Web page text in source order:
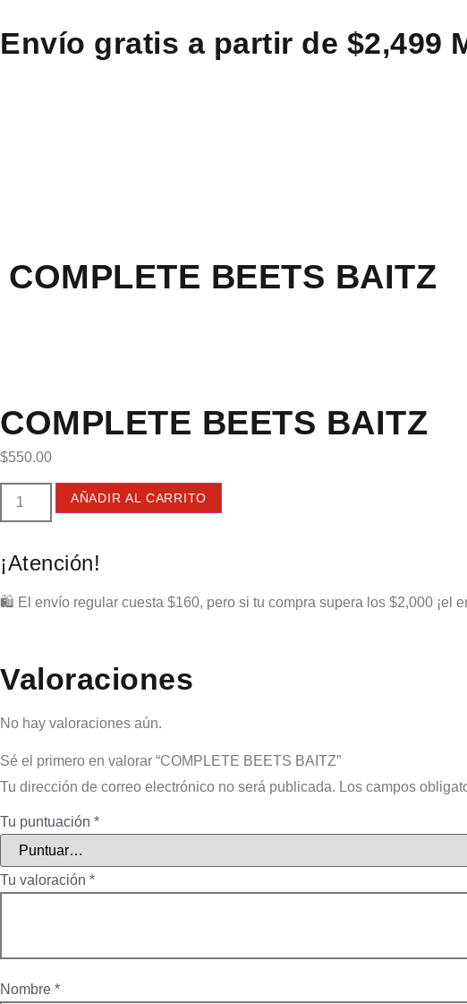
Envío gratis a partir de $2,499
COMPLETE BEETS BAITZ
COMPLETE BEETS BAITZ
$550.00
AÑADIR AL CARRITO
¡Atención!
🛍️ El envío regular cuesta $160, pero si tu compra supera los $2,000 ¡el
Valoraciones
No hay valoraciones aún.
Sé el primero en valorar “COMPLETE BEETS BAITZ”
Tu dirección de correo electrónico no será publicada. Los campos
Tu puntuación *
Tu valoración *
Nombre *